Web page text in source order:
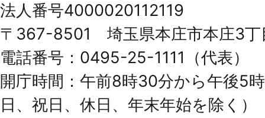
Honjo
City
法人番号4000020112119
〒367-8501 埼玉県本庄市本庄3丁
電話番号：0495-25-1111（代表）
開庁時間：午前8時30分から午後5
日、祝日、休日、年末年始を除く）